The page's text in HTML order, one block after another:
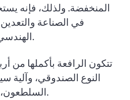
المنخفضة. ولذلك، فإنه
في الصناعة والتعدين
الهندسي وغيرها من الإدارات.
تتكون الرافعة بأكملها من
النوع الصندوقي، وآلية
السلطعون، والمعدات الكهربائية.